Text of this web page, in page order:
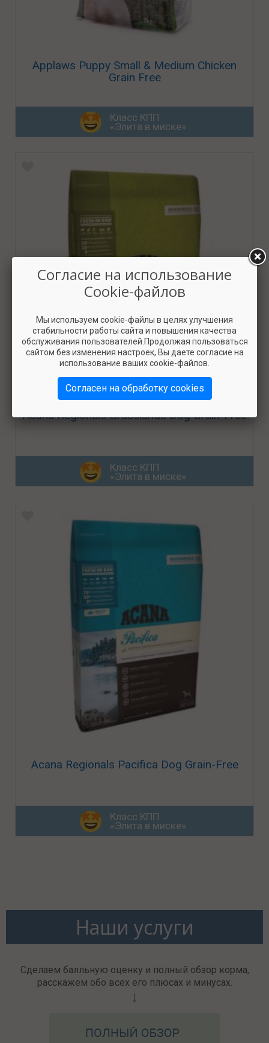
Applaws Puppy Small & Medium Chicken
Grain Free
Класс КПП
«Элита в миске»
Acana Regionals Grasslands Dog Grain-Free
Класс КПП
«Элита в миске»
Acana Regionals Pacifica Dog Grain-Free
Класс КПП
«Элита в миске»
Наши услуги
Сделаем балльную оценку и полный обзор корма,
расскажем обо всех его плюсах и минусах.
Согласие на использование
Cookie-файлов
Мы используем cookie-файлы в целях улучшения
стабильности работы сайта и повышения качества
обслуживания пользователей.Продолжая пользоваться
сайтом без изменения настроек, Вы даете согласие на
использование ваших cookie-файлов.
Согласен на обработку cookies